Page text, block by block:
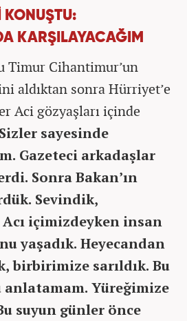
KONUŞTU:
KARŞILAYACAĞIM
Timur Cihantimur’un
aldıktan sonra Hürriyet’e
Aci gözyaşları içinde
sayesinde
Gazeteci arkadaşlar
Sonra Bakan’ın
Sevindik,
içimizdeyken insan
yaşadık. Heyecandan
birbirimize sarıldık. Bu
anlatamam. Yüreğimize
suyun günler önce